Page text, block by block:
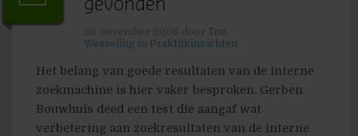
gevonden
Ton
Wesseling
Praktijkinzichten
Het belang van goede resultaten van de interne
zoekmachine is hier vaker besproken. Gerben
Bouwhuis deed een test die aangaf wat
verbetering aan zoekresultaten van de interne